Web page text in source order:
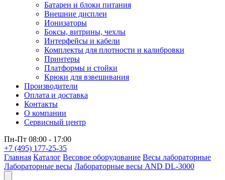
Батареи и блоки питания
Внешние дисплеи
Ионизаторы
Боксы, витрины, чехлы
Интерфейсы и кабели
Комплекты для плотности и калибровки
Принтеры
Платформы и стойки
Крюки для взвешивания
Производители
Оплата и доставка
Контакты
О компании
Сервисный центр
Пн-Пт 08:00 - 17:00
+7 (495) 177-25-35
Главная Каталог Весовое оборудование Весы лабораторные
Лабораторные весы Лабораторные весы AND DL-3000